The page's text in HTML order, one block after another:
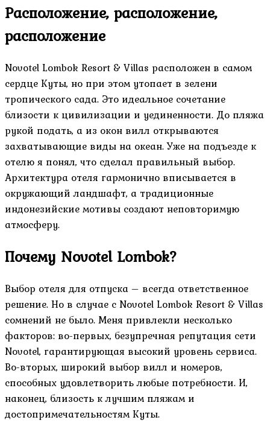
Расположение, расположение,
расположение
Novotel Lombok Resort & Villas расположен в самом
сердце Куты, но при этом утопает в зелени
тропического сада. Это идеальное сочетание
близости к цивилизации и уединенности. До пляжа
рукой подать, а из окон вилл открываются
захватывающие виды на океан. Уже на подъезде к
отелю я понял, что сделал правильный выбор.
Архитектура отеля гармонично вписывается в
окружающий ландшафт, а традиционные
индонезийские мотивы создают неповторимую
атмосферу.
Почему Novotel Lombok?
Выбор отеля для отпуска – всегда ответственное
решение. Но в случае с Novotel Lombok Resort & Villas
сомнений не было. Меня привлекли несколько
факторов: во-первых, безупречная репутация сети
Novotel, гарантирующая высокий уровень сервиса.
Во-вторых, широкий выбор вилл и номеров,
способных удовлетворить любые потребности. И,
наконец, близость к лучшим пляжам и
достопримечательностям Куты.